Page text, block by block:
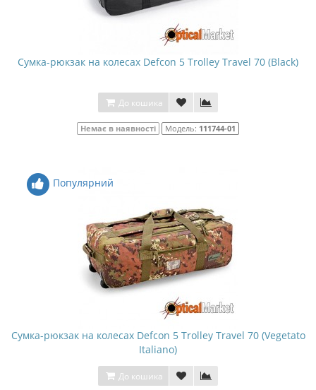
Сумка-рюкзак на колесах Defcon 5 Trolley Travel 70 (Black)
До кошика
Немає в наявності Модель: 111744-01
Популярний
Сумка-рюкзак на колесах Defcon 5 Trolley Travel 70 (Vegetato
Italiano)
До кошика